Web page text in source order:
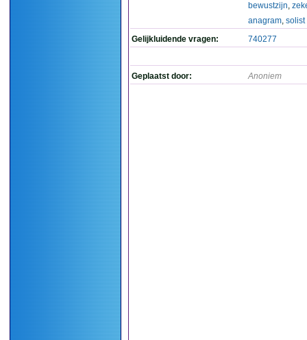
bewustzijn,
anagram, solist
Gelijkluidende vragen:
740277
Geplaatst door: Anoniem